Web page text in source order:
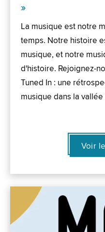
»
La musique est notre
temps. Notre histoire
musique, et notre
d'histoire. Rejoignez-
Tuned In : une
musique dans la
Voir